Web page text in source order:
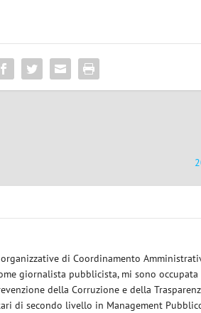
di Coordinamento
giornalista pubblicista, mi sono
della Corruzione e della
di secondo livello in Management